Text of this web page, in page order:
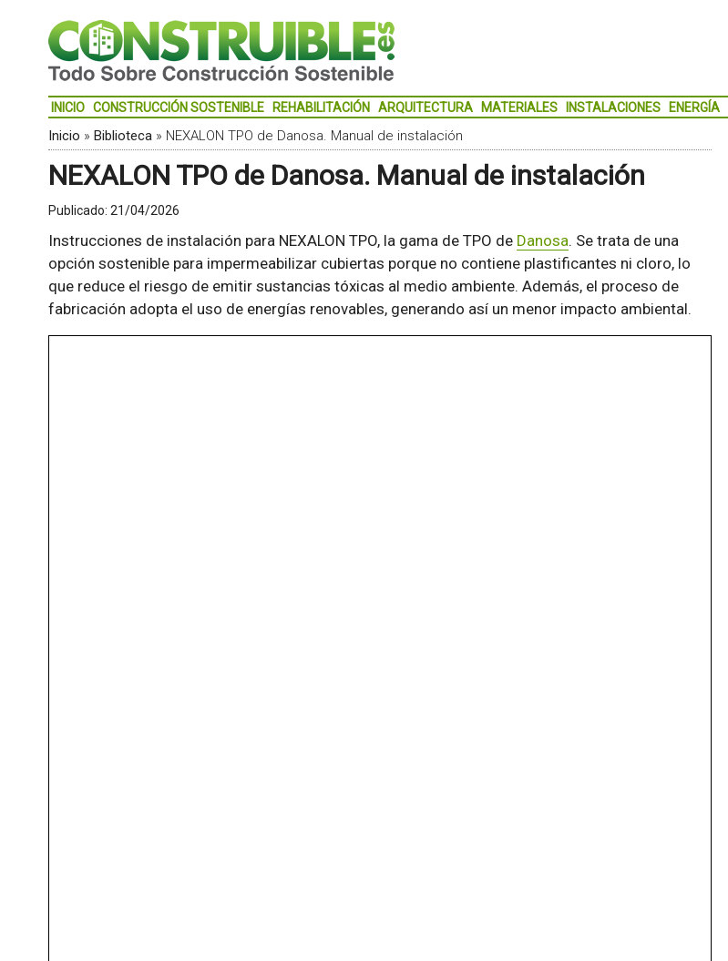
INICIO CONSTRUCCIÓN SOSTENIBLE REHABILITACIÓN ARQUITECTURA MATERIALES INSTALACIONES ENERGÍA
Inicio » Biblioteca» NEXALON TPO de Danosa. Manual de instalación
NEXALON TPO de Danosa. Manual de instalación
Publicado: 21/04/2026
Instrucciones de instalación para NEXALON TPO, la gama de TPO de Danosa. Se trata de una
opción sostenible para impermeabilizar cubiertas porque no contiene plastificantes ni cloro, lo
que reduce el riesgo de emitir sustancias tóxicas al medio ambiente. Además, el proceso de
fabricación adopta el uso de energías renovables, generando así un menor impacto ambiental.